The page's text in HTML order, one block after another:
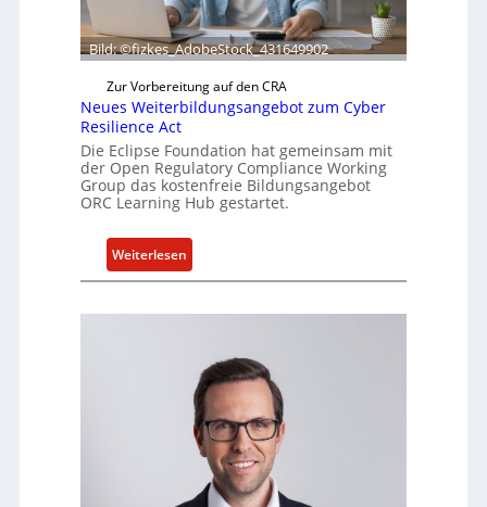
t
a
k
u
e
l
e
Z
l
m
K
Bild: ©fizkes_AdobeStock_431649902
Zur Vorbereitung auf den CRA
Neues Weiterbildungsangebot zum Cyber
Resilience Act
Die Eclipse Foundation hat gemeinsam mit
der Open Regulatory Compliance Working
Group das kostenfreie Bildungsangebot
ORC Learning Hub gestartet.
Weiterlesen
N
W
e